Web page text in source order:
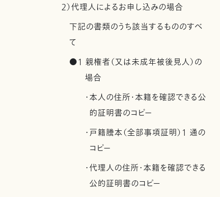
2）代理人によるお申し込みの場合
下記の書類のうち該当するもののすべ
て
●1 親権者（又は未成年被後見人）の
場合
・本人の住所・本籍を確認できる公
的証明書のコピー
・戸籍謄本（全部事項証明）1 通の
コピー
・代理人の住所・本籍を確認できる
公的証明書のコピー